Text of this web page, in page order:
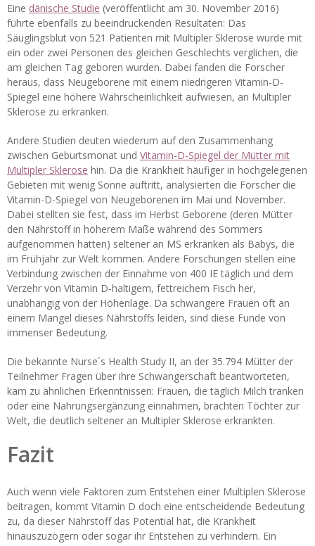
Eine dänische Studie (veröffentlicht am 30. November 2016)
führte ebenfalls zu beeindruckenden Resultaten: Das
Säuglingsblut von 521 Patienten mit Multipler Sklerose wurde mit
ein oder zwei Personen des gleichen Geschlechts verglichen, die
am gleichen Tag geboren wurden. Dabei fanden die Forscher
heraus, dass Neugeborene mit einem niedrigeren Vitamin-D-
Spiegel eine höhere Wahrscheinlichkeit aufwiesen, an Multipler
Sklerose zu erkranken.
Andere Studien deuten wiederum auf den Zusammenhang
zwischen Geburtsmonat und Vitamin-D-Spiegel der Mütter mit
Multipler Sklerose hin. Da die Krankheit häufiger in hochgelegenen
Gebieten mit wenig Sonne auftritt, analysierten die Forscher die
Vitamin-D-Spiegel von Neugeborenen im Mai und November.
Dabei stellten sie fest, dass im Herbst Geborene (deren Mütter
den Nährstoff in höherem Maße während des Sommers
aufgenommen hatten) seltener an MS erkranken als Babys, die
im Frühjahr zur Welt kommen. Andere Forschungen stellen eine
Verbindung zwischen der Einnahme von 400 IE täglich und dem
Verzehr von Vitamin D-haltigem, fettreichem Fisch her,
unabhängig von der Höhenlage. Da schwangere Frauen oft an
einem Mangel dieses Nährstoffs leiden, sind diese Funde von
immenser Bedeutung.
Die bekannte Nurse´s Health Study II, an der 35.794 Mütter der
Teilnehmer Fragen über ihre Schwangerschaft beantworteten,
kam zu ähnlichen Erkenntnissen: Frauen, die täglich Milch tranken
oder eine Nahrungsergänzung einnahmen, brachten Töchter zur
Welt, die deutlich seltener an Multipler Sklerose erkrankten.
Fazit
Auch wenn viele Faktoren zum Entstehen einer Multiplen Sklerose
beitragen, kommt Vitamin D doch eine entscheidende Bedeutung
zu, da dieser Nährstoff das Potential hat, die Krankheit
hinauszuzögern oder sogar ihr Entstehen zu verhindern. Ein